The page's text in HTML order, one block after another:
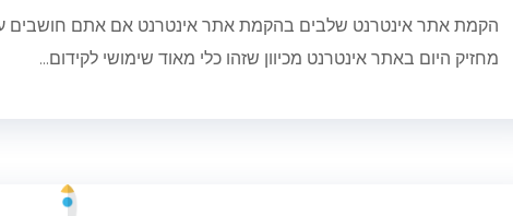
הקמת אתר אינטרנט שלבים בהקמת אתר אינטרנט אם אתם חושבים
מחזיק היום באתר אינטרנט מכיוון שזהו כלי מאוד שימושי לקידום...